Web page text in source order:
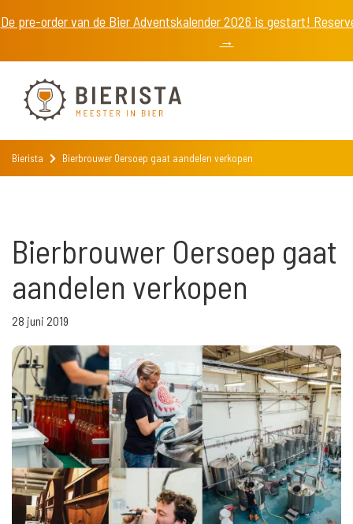
De pre-order van de Bier Adventskalender 2026 is gestart!
→
Bierista Bierbrouwer Oersoep gaat aandelen verkopen
Bierbrouwer Oersoep gaat
aandelen verkopen
28 juni 2019